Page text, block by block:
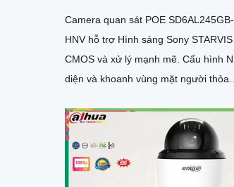
Camera quan sát POE SD6AL245GB-
HNV hỗ trợ Hình sáng Sony STARVIS
CMOS và xử lý mạnh mẽ. Cấu hình Nhận
diện và khoanh vùng mặt người thỏa